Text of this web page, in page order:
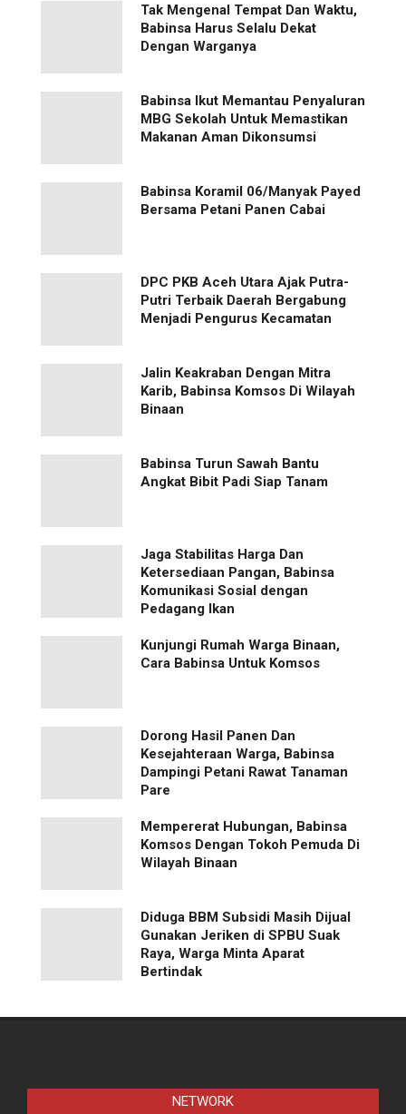
Tak Mengenal Tempat Dan Waktu,
Babinsa Harus Selalu Dekat
Dengan Warganya
Babinsa Ikut Memantau Penyaluran
MBG Sekolah Untuk Memastikan
Makanan Aman Dikonsumsi
Babinsa Koramil 06/Manyak Payed
Bersama Petani Panen Cabai
‎DPC PKB Aceh Utara Ajak Putra-
Putri Terbaik Daerah Bergabung
Menjadi Pengurus Kecamatan
Jalin Keakraban Dengan Mitra
Karib, Babinsa Komsos Di Wilayah
Binaan
Babinsa Turun Sawah Bantu
Angkat Bibit Padi Siap Tanam
Jaga Stabilitas Harga Dan
Ketersediaan Pangan, Babinsa
Komunikasi Sosial dengan
Pedagang Ikan
Kunjungi Rumah Warga Binaan,
Cara Babinsa Untuk Komsos
Dorong Hasil Panen Dan
Kesejahteraan Warga, Babinsa
Dampingi Petani Rawat Tanaman
Pare
Mempererat Hubungan, Babinsa
Komsos Dengan Tokoh Pemuda Di
Wilayah Binaan
Diduga BBM Subsidi Masih Dijual
Gunakan Jeriken di SPBU Suak
Raya, Warga Minta Aparat
Bertindak
NETWORK